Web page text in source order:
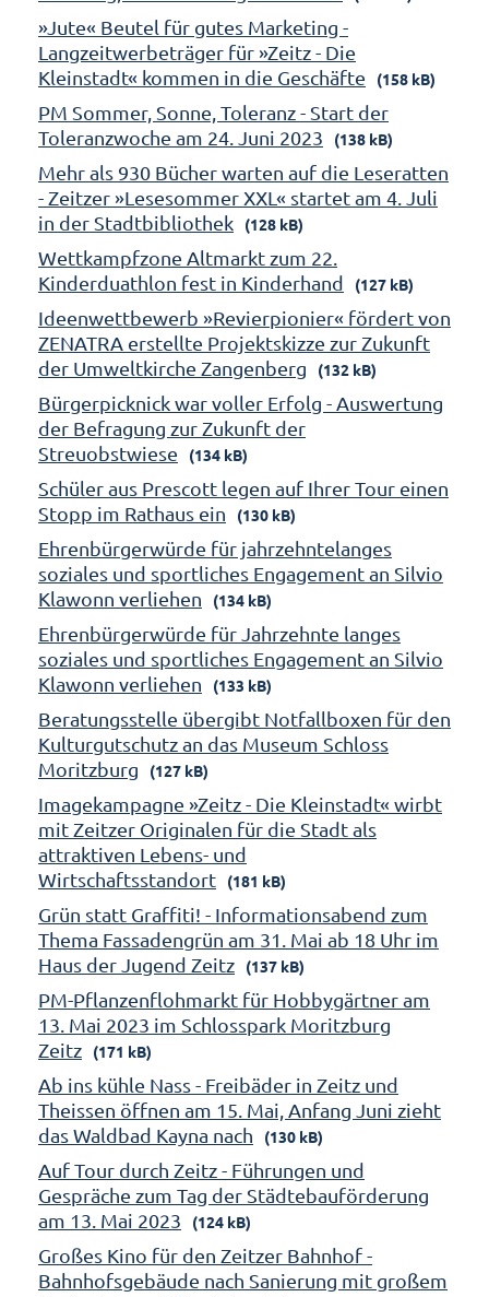
»Jute« Beutel für gutes Marketing -
Langzeitwerbeträger für »Zeitz - Die
Kleinstadt« kommen in die Geschäfte
(158 kB)
PM Sommer, Sonne, Toleranz - Start der
Toleranzwoche am 24. Juni 2023
(138 kB)
Mehr als 930 Bücher warten auf die Leseratten
- Zeitzer »Lesesommer XXL« startet am 4. Juli
in der Stadtbibliothek
(128 kB)
Wettkampfzone Altmarkt zum 22.
Kinderduathlon fest in Kinderhand
(127 kB)
Ideenwettbewerb »Revierpionier« fördert von
ZENATRA erstellte Projektskizze zur Zukunft
der Umweltkirche Zangenberg
(132 kB)
Bürgerpicknick war voller Erfolg - Auswertung
der Befragung zur Zukunft der
Streuobstwiese
(134 kB)
Schüler aus Prescott legen auf Ihrer Tour einen
Stopp im Rathaus ein
(130 kB)
Ehrenbürgerwürde für jahrzehntelanges
soziales und sportliches Engagement an Silvio
Klawonn verliehen
(134 kB)
Ehrenbürgerwürde für Jahrzehnte langes
soziales und sportliches Engagement an Silvio
Klawonn verliehen
(133 kB)
Beratungsstelle übergibt Notfallboxen für den
Kulturgutschutz an das Museum Schloss
Moritzburg
(127 kB)
Imagekampagne »Zeitz - Die Kleinstadt« wirbt
mit Zeitzer Originalen für die Stadt als
attraktiven Lebens- und
Wirtschaftsstandort
(181 kB)
Grün statt Graffiti! - Informationsabend zum
Thema Fassadengrün am 31. Mai ab 18 Uhr im
Haus der Jugend Zeitz
(137 kB)
PM-Pflanzenflohmarkt für Hobbygärtner am
13. Mai 2023 im Schlosspark Moritzburg
Zeitz
(171 kB)
Ab ins kühle Nass - Freibäder in Zeitz und
Theissen öffnen am 15. Mai, Anfang Juni zieht
das Waldbad Kayna nach
(130 kB)
Auf Tour durch Zeitz - Führungen und
Gespräche zum Tag der Städtebauförderung
am 13. Mai 2023
(124 kB)
Großes Kino für den Zeitzer Bahnhof -
Bahnhofsgebäude nach Sanierung mit großem